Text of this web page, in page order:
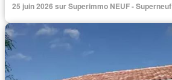
25 juin 2026 sur Superimmo NEUF - Superneuf